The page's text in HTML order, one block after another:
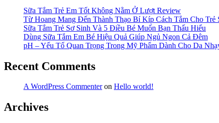
18000btu”
Sữa Tắm Trẻ Em Tốt Không Nằm Ở Lượt Review
Từ Hoang Mang Đến Thành Thạo Bí Kíp Cách Tắm Cho Trẻ
Sữa Tắm Trẻ Sơ Sinh Và 5 Điều Bé Muốn Bạn Thấu Hiểu
Dùng Sữa Tắm Em Bé Hiệu Quả Giúp Ngủ Ngon Cả Đêm
pH – Yếu Tố Quan Trọng Trong Mỹ Phẩm Dành Cho Da
Recent Comments
A WordPress Commenteron Hello world!
Archives